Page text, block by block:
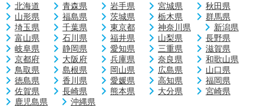
北海道 青森県 岩手県 宮城県
秋田県
山形県
福島県 茨城県 栃木県
群馬県
埼玉県
千葉県 東京都 神奈川県
新潟県
富山県
石川県 福井県 山梨県
長野県
岐阜県
静岡県 愛知県 三重県
滋賀県
京都府
大阪府 兵庫県 奈良県
和歌山県
鳥取県
島根県 岡山県 広島県
山口県
徳島県
香川県 愛媛県 高知県
福岡県
佐賀県
長崎県 熊本県 大分県
宮崎県
鹿児島県
沖縄県